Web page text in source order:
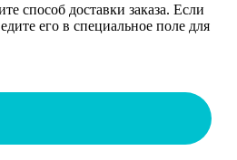
способ доставки заказа. Если
его в специальное поле для